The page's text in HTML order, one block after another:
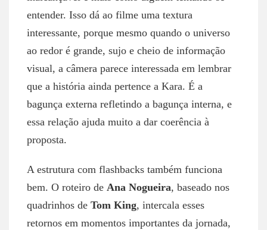
entender. Isso dá ao filme uma textura
interessante, porque mesmo quando o universo
ao redor é grande, sujo e cheio de informação
visual, a câmera parece interessada em lembrar
que a história ainda pertence a Kara. É a
bagunça externa refletindo a bagunça interna, e
essa relação ajuda muito a dar coerência à
proposta.
A estrutura com flashbacks também funciona
bem. O roteiro de Ana Nogueira, baseado nos
quadrinhos de Tom King, intercala esses
retornos em momentos importantes da jornada,